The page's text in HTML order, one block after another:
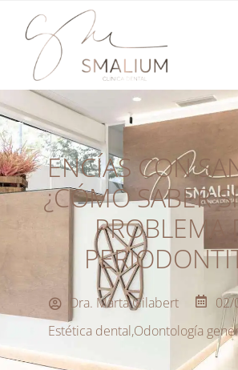
ENCÍAS CON
¿CÓMO SABER
PROBLEMA
Dra. Marta Gilabert
02/
Estética dental,Odontología